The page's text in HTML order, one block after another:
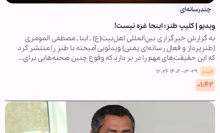
چندرسانه‌ای
ویدیو | کلیپ طنز؛ اینجا غزه نیست!
به گزارش خبرگزاری بین‌المللی اهل‌بیت(ع) ـ ابنا ـ مصطفی المومری
(طنزپرداز و فعال رسانه‌ای یمنی) ویدئویی آمیخته با طنز را منتشر کرد
که این حقیقت‌های مهم را در بر دارد که وقوع چنین صحنه‌هایی برای…
فیلم ۱۴۰۴-۰۳-۲۹ ۱۲:۲۶
۰۱:۴۲